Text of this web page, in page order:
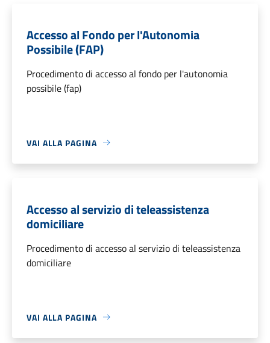
Accesso al Fondo per l'Autonomia
Possibile (FAP)
Procedimento di accesso al fondo per l'autonomia
possibile (fap)
VAI ALLA PAGINA
Accesso al servizio di teleassistenza
domiciliare
Procedimento di accesso al servizio di teleassistenza
domiciliare
VAI ALLA PAGINA